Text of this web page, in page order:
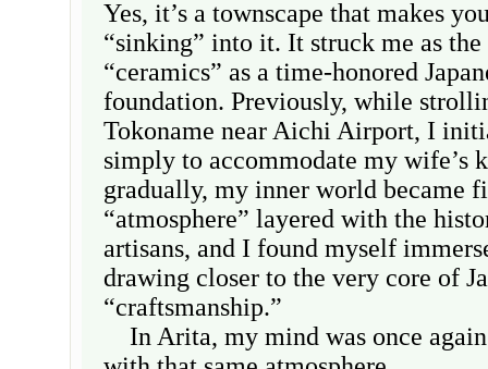
Yes, it’s a townscape that makes
“sinking” into it. It struck me as
“ceramics” as a time-honored
foundation. Previously, while
Tokoname near Aichi Airport, I
simply to accommodate my wife’s
gradually, my inner world became
“atmosphere” layered with the
artisans, and I found myself
drawing closer to the very core of
“craftsmanship.”
In Arita, my mind was once